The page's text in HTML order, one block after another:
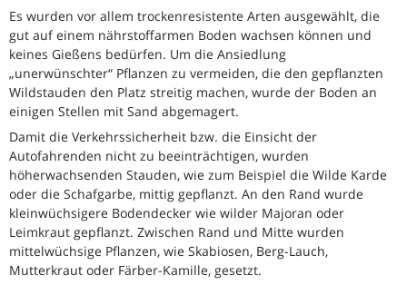
Es wurden vor allem trockenresistente Arten ausgewählt, die
gut auf einem nährstoffarmen Boden wachsen können und
keines Gießens bedürfen. Um die Ansiedlung
„unerwünschter“ Pflanzen zu vermeiden, die den gepflanzten
Wildstauden den Platz streitig machen, wurde der Boden an
einigen Stellen mit Sand abgemagert.
Damit die Verkehrssicherheit bzw. die Einsicht der
Autofahrenden nicht zu beeinträchtigen, wurden
höherwachsenden Stauden, wie zum Beispiel die Wilde Karde
oder die Schafgarbe, mittig gepflanzt. An den Rand wurde
kleinwüchsigere Bodendecker wie wilder Majoran oder
Leimkraut gepflanzt. Zwischen Rand und Mitte wurden
mittelwüchsige Pflanzen, wie Skabiosen, Berg-Lauch,
Mutterkraut oder Färber-Kamille, gesetzt.